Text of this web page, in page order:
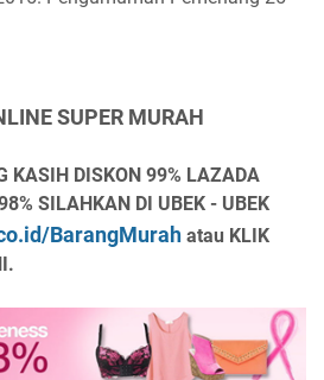
SUPER MURAH
KASIH DISKON 99% LAZADA
SILAHKAN DI UBEK - UBEK
BarangMurah atau KLIK